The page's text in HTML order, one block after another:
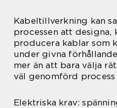
Kabeltillverkning kan
processen att designa,
producera kablar som
under givna
mer än att bara välja
väl genomförd process
Elektriska krav: